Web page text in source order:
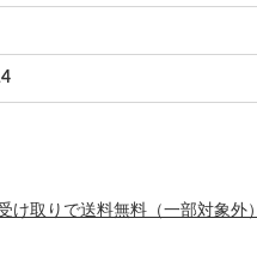
取りで送料無料（一部対象外）